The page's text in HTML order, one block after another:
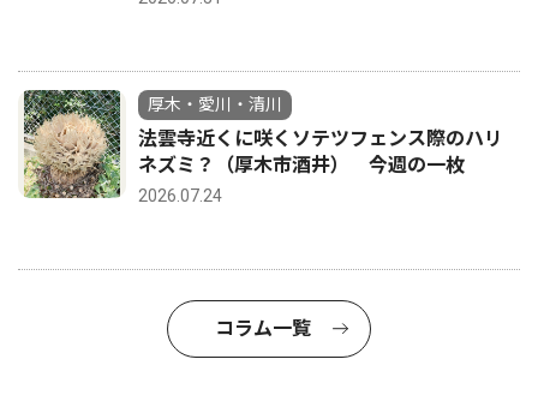
厚木・愛川・清川
法雲寺近くに咲くソテツフェンス際のハリ
ネズミ？（厚木市酒井） 今週の一枚
2026.07.24
コラム一覧